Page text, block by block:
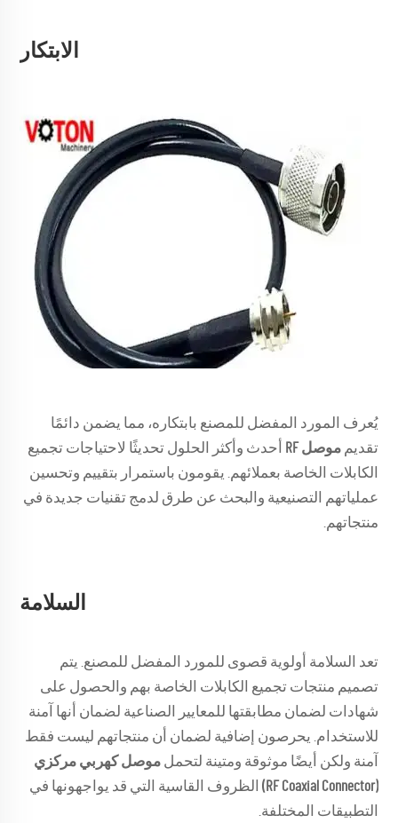
الابتكار
يُعرف المورد المفضل للمصنع بابتكاره، مما يضمن دائمًا
تقديم موصل RF
أحدث وأكثر الحلول تحديثًا لاحتياجات تجميع
الكابلات الخاصة بعملائهم. يقومون باستمرار بتقييم وتحسين
عملياتهم التصنيعية والبحث عن طرق لدمج تقنيات جديدة في
منتجاتهم.
السلامة
تعد السلامة أولوية قصوى للمورد المفضل للمصنع. يتم
تصميم منتجات تجميع الكابلات الخاصة بهم والحصول على
شهادات لضمان مطابقتها للمعايير الصناعية لضمان أنها آمنة
للاستخدام. يحرصون إضافية لضمان أن منتجاتهم ليست فقط
آمنة ولكن أيضًا موثوقة ومتينة لتحمل موصل كهربي مركزي
(RF Coaxial Connector)
الظروف القاسية التي قد يواجهونها في
التطبيقات المختلفة.